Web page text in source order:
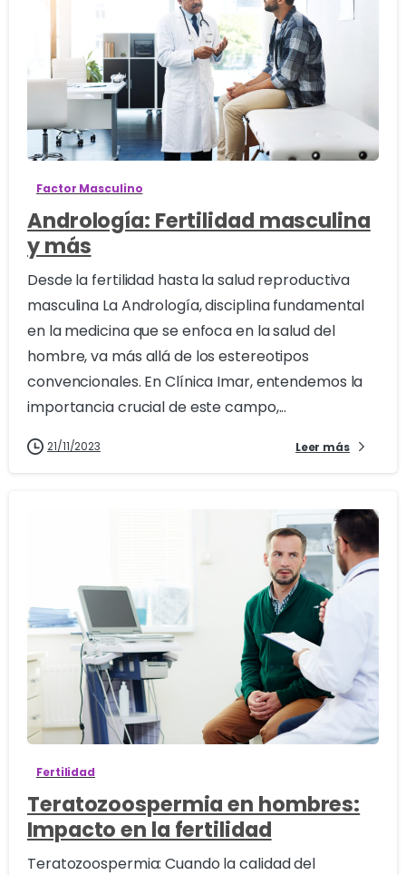
Factor Masculino
Andrología: Fertilidad masculina
y más
Desde la fertilidad hasta la salud reproductiva
masculina La Andrología, disciplina fundamental
en la medicina que se enfoca en la salud del
hombre, va más allá de los estereotipos
convencionales. En Clínica Imar, entendemos la
importancia crucial de este campo,...
21/11/2023 Leer más
0
Fertilidad
Teratozoospermia en hombres:
Impacto en la fertilidad
Teratozoospermia: Cuando la calidad del